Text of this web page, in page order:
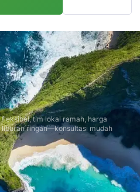
tim lokal ramah, harga
ringan—konsultasi mudah